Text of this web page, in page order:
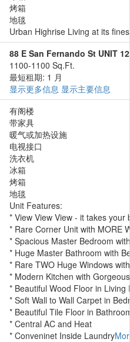
烤箱
地毯
Urban Highrise Living at its
88 E San Fernando St UNIT
1100-1100 Sq.Ft.
最短租期: 1 月
显示更多信息 显示主要信息
有阁楼
带家具
暖气或加热设施
电视接口
洗衣机
冰箱
烤箱
地毯
Unit Features:
* View View View - it takes your
* Rare Corner Unit with MORE
* Spacious Master Bedroom
* Huge Master Bathroom with
* Rare TWO Huge Windows
* Modern Kitchen with
* Beautiful Wood Floor in Living
* Soft Wall to Wall Carpet in
* Beautiful Tile Floor in
* Central AC and Heat
* Conveninet Inside Laundry